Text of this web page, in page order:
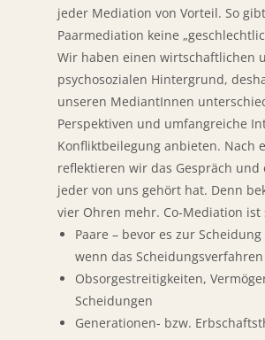
jeder Mediation von Vorteil. So
Paarmediation keine
Wir haben einen wirtschaftlichen
psychosozialen Hintergrund,
unseren MediantInnen
Perspektiven und umfangreiche
Konfliktbeilegung anbieten. Nach
reflektieren wir das Gespräch und
jeder von uns gehört hat. Denn
vier Ohren mehr. Co-Mediation
Paare – bevor es zur
wenn das
Obsorgestreitigkeiten,
Scheidungen
Generationen- bzw.